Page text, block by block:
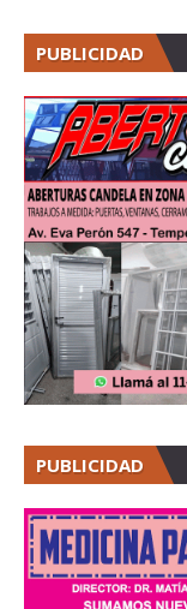
PUBLICIDAD
PUBLICIDAD